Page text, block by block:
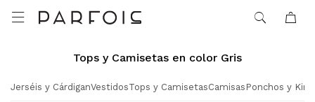

Tops y Camisetas en color Gris
Jerséis y CárdiganVestidosTops y CamisetasCamisas Ponchos y